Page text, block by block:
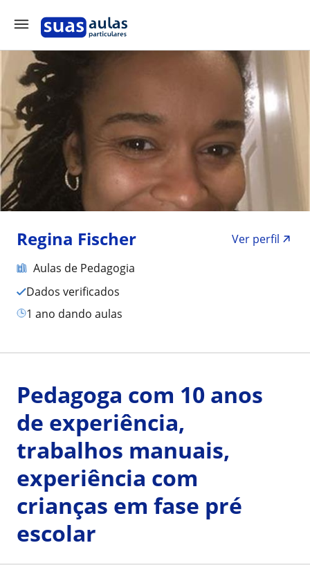
Regina Fischer
Ver perfil
Aulas de Pedagogia
Dados verificados
1 ano dando aulas
Pedagoga com 10 anos
de experiência,
trabalhos manuais,
experiência com
crianças em fase pré
escolar